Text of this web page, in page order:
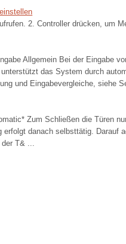
2. Controller drücken, um
Allgemein Bei der Eingabe
das System durch
und Eingabevergleiche, siehe
Zum Schließen die Türen
erfolgt danach selbsttätig. Darauf
T& ...